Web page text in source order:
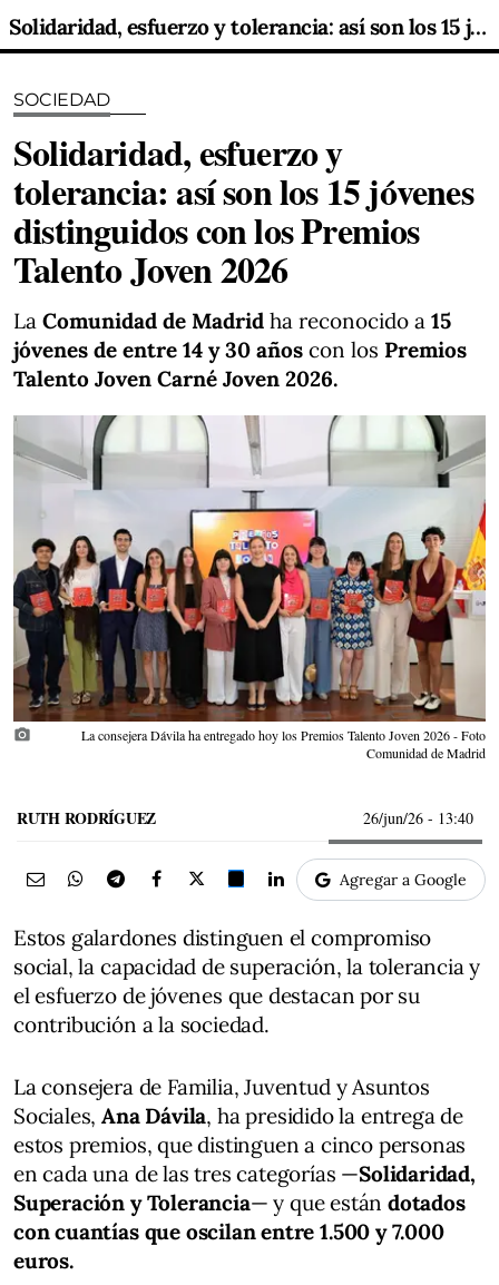
Solidaridad, esfuerzo y tolerancia: así son los 15 jóvenes distinguidos con los Premios Talento Joven 2026
SOCIEDAD
Solidaridad, esfuerzo y
tolerancia: así son los 15 jóvenes
distinguidos con los Premios
Talento Joven 2026
La Comunidad de Madrid ha reconocido a 15
jóvenes de entre 14 y 30 años con los Premios
Talento Joven Carné Joven 2026.
photo_camera
La consejera Dávila ha entregado hoy los Premios Talento Joven 2026 - Foto
Comunidad de Madrid
RUTH RODRÍGUEZ 26/jun/26 - 13:40
Agregar a Google
Estos galardones distinguen el compromiso
social, la capacidad de superación, la tolerancia y
el esfuerzo de jóvenes que destacan por su
contribución a la sociedad.
La consejera de Familia, Juventud y Asuntos
Sociales,Ana Dávila, ha presidido la entrega de
estos premios, que distinguen a cinco personas
en cada una de las tres categorías —Solidaridad,
Superación y Tolerancia— y que están dotados
con cuantías que oscilan entre 1.500 y 7.000
euros.